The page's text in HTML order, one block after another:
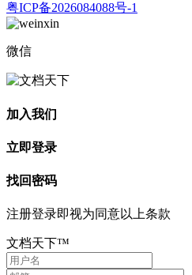
粤ICP备2026084088号-1
微信
加入我们
立即登录
找回密码
注册登录即视为同意以上条款
文档天下™